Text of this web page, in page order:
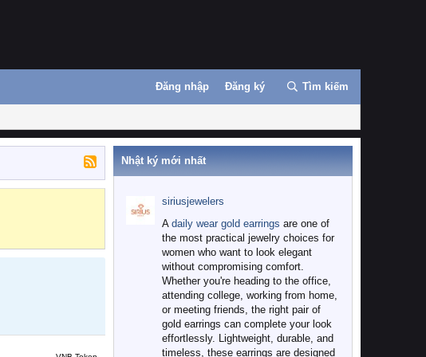
Đăng nhập Đăng ký Tìm kiếm
Nhật ký mới nhất
siriusjewelers
A daily wear gold earrings are one of
the most practical jewelry choices for
women who want to look elegant
without compromising comfort.
Whether you're heading to the office,
attending college, working from home,
or meeting friends, the right pair of
gold earrings can complete your look
effortlessly. Lightweight, durable, and
timeless, these earrings are designed